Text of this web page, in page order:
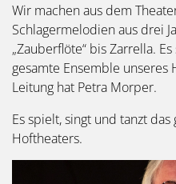
Wir machen aus dem
Schlagermelodien aus drei
„Zauberflöte“ bis Zarrella.
gesamte Ensemble unseres
Leitung hat Petra Morper.
Es spielt, singt und tanzt
Hoftheaters.